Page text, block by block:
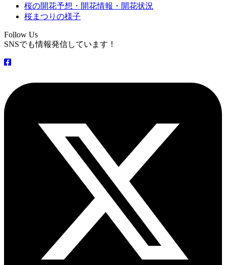
桜の開花予想・開花情報・開花状況
桜まつりの様子
Follow Us
SNSでも情報発信しています！